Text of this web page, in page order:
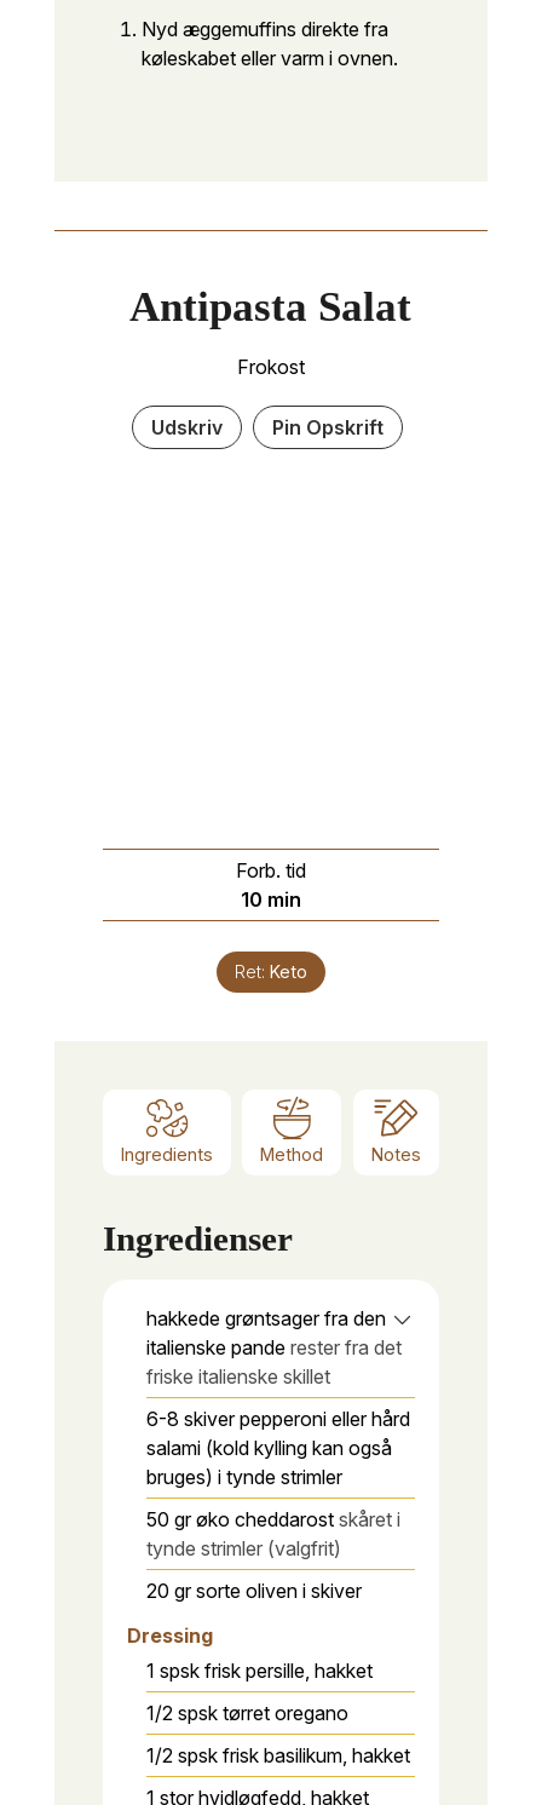
Nyd æggemuffins direkte fra
køleskabet eller varm i ovnen.
Antipasta Salat
Frokost
Udskriv Pin Opskrift
Forb. tid
10minutter
min
Ret: Keto
Ingredients Method Notes
Ingredienser
hakkede grøntsager fra den
italienske pande rester fra det
friske italienske skillet
6-8 skiver pepperoni eller hård
salami (kold kylling kan også
bruges) i tynde strimler
50 gr øko cheddarost skåret i
tynde strimler (valgfrit)
20 gr sorte oliven i skiver
Dressing
1 spsk frisk persille, hakket
1/2 spsk tørret oregano
1/2 spsk frisk basilikum, hakket
1 stor hvidløgfedd, hakket